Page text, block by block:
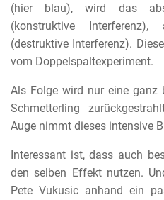
(hier blau), wird das
(konstruktive Interferenz),
(destruktive Interferenz).
vom Doppelspaltexperiment.
Als Folge wird nur eine ganz
Schmetterling
Auge nimmt dieses intensive
Interessant ist, dass auch
den selben Effekt nutzen.
Pete Vukusic anhand ein